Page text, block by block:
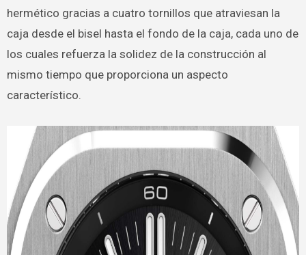
hermético gracias a cuatro tornillos que atraviesan la
caja desde el bisel hasta el fondo de la caja, cada uno de
los cuales refuerza la solidez de la construcción al
mismo tiempo que proporciona un aspecto
característico.